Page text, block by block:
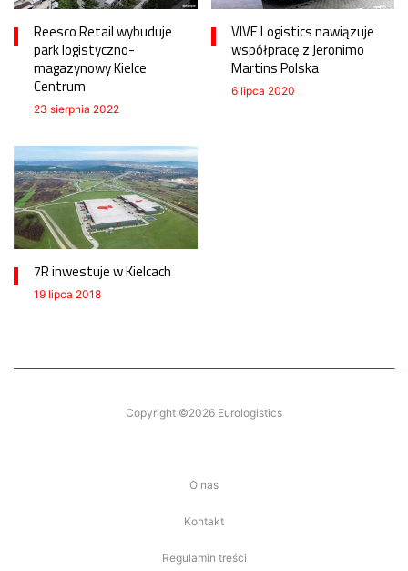
Reesco Retail wybuduje
park logistyczno-
magazynowy Kielce
Centrum
23 sierpnia 2022
VIVE Logistics nawiązuje
współpracę z Jeronimo
Martins Polska
6 lipca 2020
7R inwestuje w Kielcach
19 lipca 2018
Copyright ©2026 Eurologistics
O nas
Kontakt
Regulamin treści